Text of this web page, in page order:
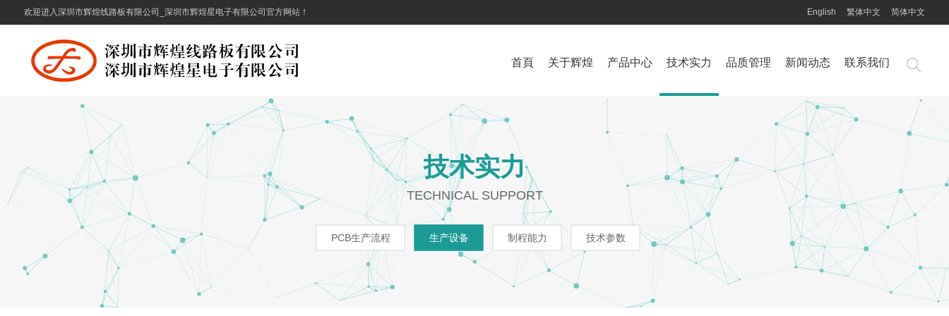
欢迎进入深圳市辉煌线路板有限公司_深圳市辉煌星电子有限公司官方网站！ English 繁体中文 简体中文
首頁 关于辉煌
辉煌简介 战略伙伴
产品中心
铝基板 MCPCB
技术实力
PCB生产流程 生产设备 制程能力
品质管理
检测设备 品质管理
新闻动态
公司新闻 行业新闻
联系我们
技术实力
TECHNICAL SUPPORT
PCB生产流程 生产设备 制程能力 技术参数